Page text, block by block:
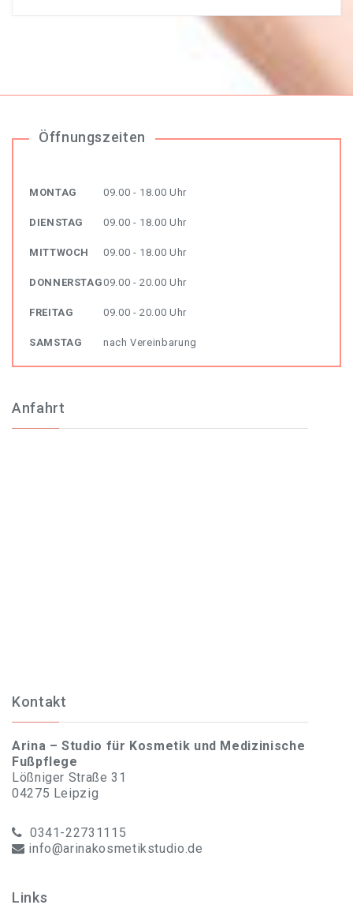
Öffnungszeiten
MONTAG 09.00 - 18.00 Uhr
DIENSTAG 09.00 - 18.00 Uhr
MITTWOCH 09.00 - 18.00 Uhr
DONNERSTAG09.00 - 20.00 Uhr
FREITAG 09.00 - 20.00 Uhr
SAMSTAG nach Vereinbarung
Anfahrt
Kontakt
Arina – Studio für Kosmetik und Medizinische
Fußpflege
Lößniger Straße 31
04275 Leipzig
0341-22731115
info@arinakosmetikstudio.de
Links